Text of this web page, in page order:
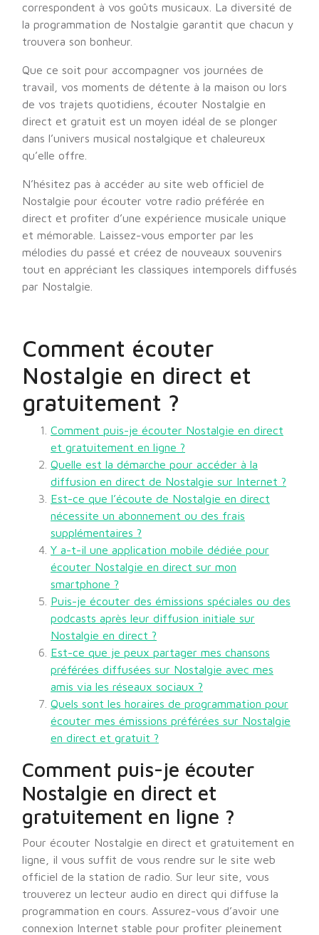
correspondent à vos goûts musicaux. La diversité de
la programmation de Nostalgie garantit que chacun y
trouvera son bonheur.
Que ce soit pour accompagner vos journées de
travail, vos moments de détente à la maison ou lors
de vos trajets quotidiens, écouter Nostalgie en
direct et gratuit est un moyen idéal de se plonger
dans l’univers musical nostalgique et chaleureux
qu’elle offre.
N’hésitez pas à accéder au site web officiel de
Nostalgie pour écouter votre radio préférée en
direct et profiter d’une expérience musicale unique
et mémorable. Laissez-vous emporter par les
mélodies du passé et créez de nouveaux souvenirs
tout en appréciant les classiques intemporels diffusés
par Nostalgie.
Comment écouter
Nostalgie en direct et
gratuitement ?
Comment puis-je écouter Nostalgie en direct
et gratuitement en ligne ?
Quelle est la démarche pour accéder à la
diffusion en direct de Nostalgie sur Internet ?
Est-ce que l’écoute de Nostalgie en direct
nécessite un abonnement ou des frais
supplémentaires ?
Y a-t-il une application mobile dédiée pour
écouter Nostalgie en direct sur mon
smartphone ?
Puis-je écouter des émissions spéciales ou des
podcasts après leur diffusion initiale sur
Nostalgie en direct ?
Est-ce que je peux partager mes chansons
préférées diffusées sur Nostalgie avec mes
amis via les réseaux sociaux ?
Quels sont les horaires de programmation pour
écouter mes émissions préférées sur Nostalgie
en direct et gratuit ?
Comment puis-je écouter
Nostalgie en direct et
gratuitement en ligne ?
Pour écouter Nostalgie en direct et gratuitement en
ligne, il vous suffit de vous rendre sur le site web
officiel de la station de radio. Sur leur site, vous
trouverez un lecteur audio en direct qui diffuse la
programmation en cours. Assurez-vous d’avoir une
connexion Internet stable pour profiter pleinement